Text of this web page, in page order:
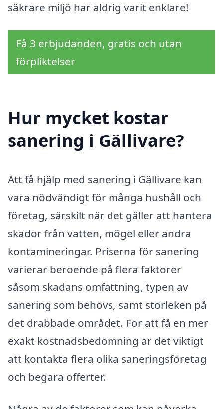
säkrare miljö har aldrig varit enklare!
Få 3 erbjudanden, gratis och utan
förpliktelser
Hur mycket kostar
sanering i Gällivare?
Att få hjälp med sanering i Gällivare kan
vara nödvändigt för många hushåll och
företag, särskilt när det gäller att hantera
skador från vatten, mögel eller andra
kontamineringar. Priserna för sanering
varierar beroende på flera faktorer
såsom skadans omfattning, typen av
sanering som behövs, samt storleken på
det drabbade området. För att få en mer
exakt kostnadsbedömning är det viktigt
att kontakta flera olika saneringsföretag
och begära offerter.